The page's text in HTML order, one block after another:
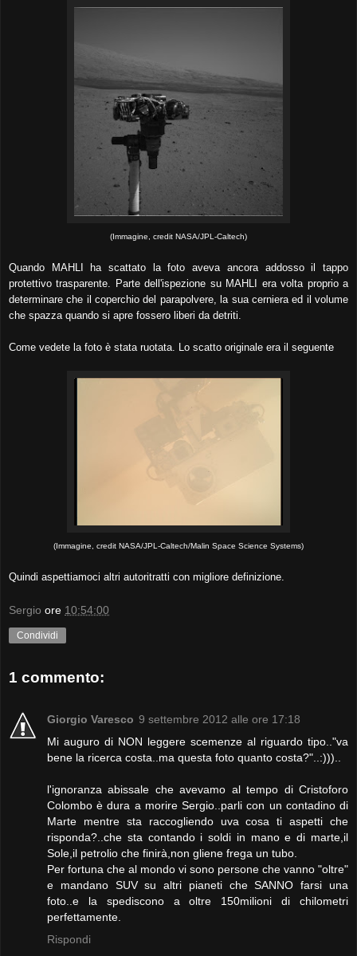
(Immagine, credit NASA/JPL-Caltech)
Quando MAHLI ha scattato la foto aveva ancora addosso il tappo
protettivo trasparente. Parte dell'ispezione su MAHLI era volta proprio a
determinare che il coperchio del parapolvere, la sua cerniera ed il volume
che spazza quando si apre fossero liberi da detriti.
Come vedete la foto è stata ruotata. Lo scatto originale era il seguente
(Immagine, credit NASA/JPL-Caltech/Malin Space Science Systems)
Quindi aspettiamoci altri autoritratti con migliore definizione.
Sergio ore 10:54:00
Condividi
1 commento:
Giorgio Varesco 9 settembre 2012 alle ore 17:18
Mi auguro di NON leggere scemenze al riguardo tipo.."va
bene la ricerca costa..ma questa foto quanto costa?"..:)))..
l'ignoranza abissale che avevamo al tempo di Cristoforo
Colombo è dura a morire Sergio..parli con un contadino di
Marte mentre sta raccogliendo uva cosa ti aspetti che
risponda?..che sta contando i soldi in mano e di marte,il
Sole,il petrolio che finirà,non gliene frega un tubo.
Per fortuna che al mondo vi sono persone che vanno "oltre"
e mandano SUV su altri pianeti che SANNO farsi una
foto..e la spediscono a oltre 150milioni di chilometri
perfettamente.
Rispondi